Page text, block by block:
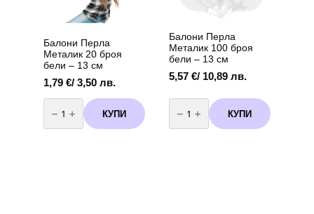
page
Балони Перла
Металик 20 броя
бели – 13 см
1,79 €/ 3,50 лв.
количество
за
Балони
Перла
КУПИ
Балони Перла
Металик 100 броя
бели – 13 см
5,57 €/ 10,89 лв.
количество
за
Балони
Перла
КУПИ